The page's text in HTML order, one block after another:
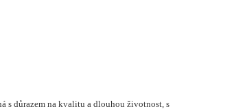
s důrazem na kvalitu a dlouhou životnost, s